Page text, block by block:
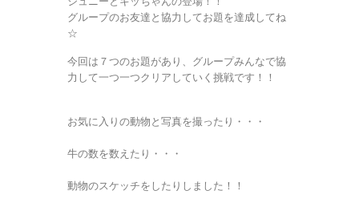
グループのお友達と協力してお題を達成してね
☆
今回は７つのお題があり、グループみんなで協
力して一つ一つクリアしていく挑戦です！！
お気に入りの動物と写真を撮ったり・・・
牛の数を数えたり・・・
動物のスケッチをしたりしました！！